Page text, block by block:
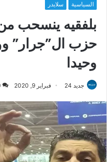
السياسية سلايدر
بلفقيه ينسحب
حزب ال”جرار”
وحيدا
جديد 24 فبراير 9, 2020